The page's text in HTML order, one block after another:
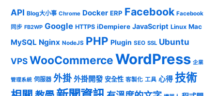
API Blog大小事 Chrome Docker ERP Facebook Facebook
同步 FB2WP Google HTTPS iDempiere JavaScript Linux Mac
MySQL Nginx NodeJS PHP Plugin SEO SSL Ubuntu
VPSWooCommerceWordPress 企業
管理系統 伺服器 外掛 外掛開發 安全性 客製化 工具 心得 技術